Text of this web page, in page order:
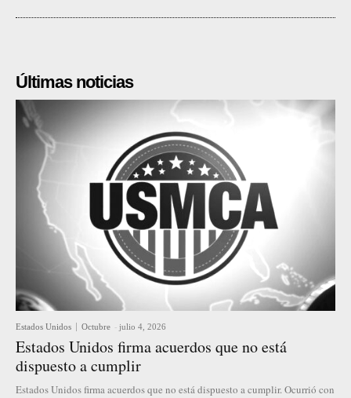
Últimas noticias
Estados Unidos Octubre - julio 4, 2026
Estados Unidos firma acuerdos que no está
dispuesto a cumplir
Estados Unidos firma acuerdos que no está dispuesto a cumplir. Ocurrió con